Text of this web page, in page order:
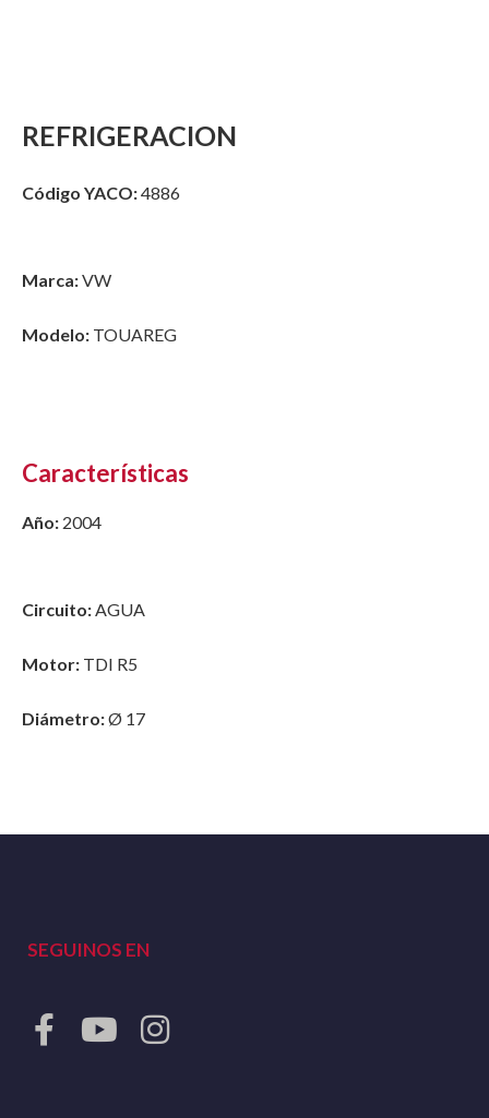
REFRIGERACION
Código YACO:4886
Marca:VW
Modelo: TOUAREG
Características
Año: 2004
Circuito:AGUA
Motor: TDI R5
Diámetro:Ø 17
SEGUINOS EN